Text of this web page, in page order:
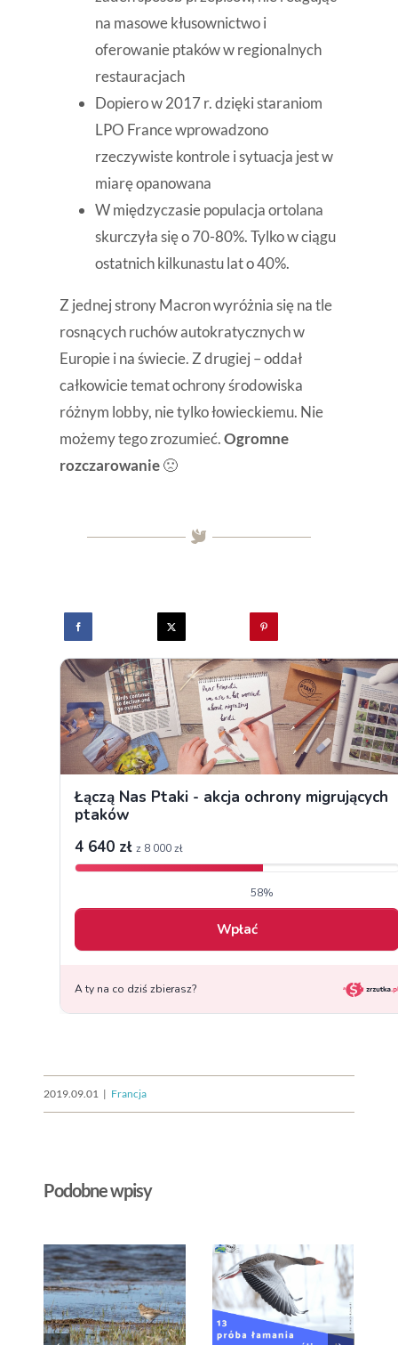
na masowe kłusownictwo i
oferowanie ptaków w regionalnych
restauracjach
Dopiero w 2017 r. dzięki staraniom
LPO France wprowadzono
rzeczywiste kontrole i sytuacja jest w
miarę opanowana
W międzyczasie populacja ortolana
skurczyła się o 70-80%. Tylko w ciągu
ostatnich kilkunastu lat o 40%.
Z jednej strony Macron wyróżnia się na tle
rosnących ruchów autokratycznych w
Europie i na świecie. Z drugiej – oddał
całkowicie temat ochrony środowiska
różnym lobby, nie tylko łowieckiemu. Nie
możemy tego zrozumieć.Ogromne
rozczarowanie🙁
2019.09.01 | Francja
Podobne wpisy